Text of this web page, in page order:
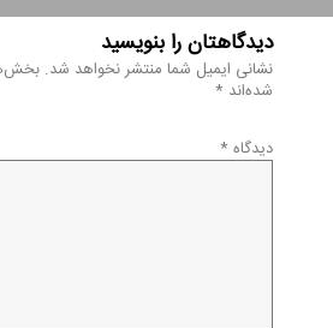
دیدگاهتان را بنویسید
نشانی ایمیل شما منتشر نخواهد شد.
شده‌اند *
دیدگاه *